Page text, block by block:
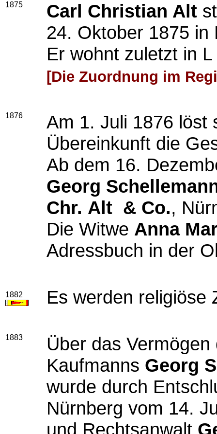
1875 Carl Christian Alt
24. Oktober 1875 in
Er wohnt zuletzt in
[Die Zuordnung im
1876
Am 1. Juli 1876 löst
Übereinkunft die
Ab dem 16.
Georg
Chr. Alt & Co.,
Die Witwe Anna
Adressbuch in der
1882 Es werden religiöse
1883
Über das
Kaufmanns Georg
wurde durch
Nürnberg vom 14.
und Rechtsanwalt